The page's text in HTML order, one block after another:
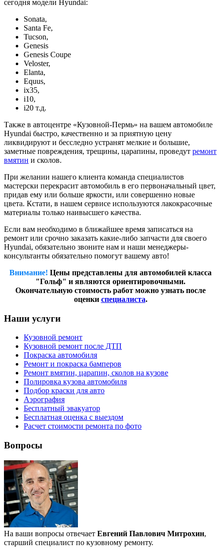
сегодня модели Hyundai:
Sonata,
Santa Fe,
Tucson,
Genesis
Genesis Coupe
Veloster,
Elanta,
Equus,
ix35,
i10,
i20 т.д.
Также в автоцентре «Кузовной-Пермь» на вашем автомобиле
Hyundai быстро, качественно и за приятную цену
ликвидируют и бесследно устранят мелкие и большие,
заметные повреждения, трещины, царапины, проведут ремонт
вмятин и сколов.
При желании нашего клиента команда специалистов
мастерски перекрасит автомобиль в его первоначальный цвет,
придав ему или больше яркости, или совершенно новые
цвета. Кстати, в нашем сервисе используются лакокрасочные
материалы только наивысшего качества.
Если вам необходимо в ближайшее время записаться на
ремонт или срочно заказать какие-либо запчасти для своего
Hyundai, обязательно звоните нам и наши менеджеры-
консультанты обязательно помогут вашему авто!
Внимание! Цены представлены для автомобилей класса
"Гольф" и являются ориентировочными.
Окончательную стоимость работ можно узнать после
оценки специалиста.
Наши услуги
Кузовной ремонт
Кузовной ремонт после ДТП
Покраска автомобиля
Ремонт и покраска бамперов
Ремонт вмятин, царапин, сколов на кузове
Полировка кузова автомобиля
Подбор краски для авто
Аэрография
Бесплатный эвакуатор
Бесплатная оценка с выездом
Расчет стоимости ремонта по фото
Вопросы
На ваши вопросы отвечает Евгений Павлович Митрохин,
старший специалист по кузовному ремонту.